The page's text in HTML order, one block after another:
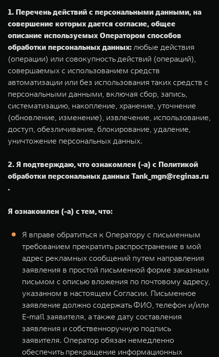
1. Перечень действий с персональными данными, на
совершение которых дается согласие, общее
описание используемых Оператором способов
обработки персональных данных: любые действия
(операции) или совокупность действий (операций),
совершаемых с использованием средств
автоматизации или без использования таких средств с
персональными данными, включая сбор, запись,
систематизацию, накопление, хранение, уточнение
(обновление, изменение), извлечение, использование,
доступ, обезличивание, блокирование, удаление,
уничтожение персональных данных.
2. Я подтверждаю, что ознакомлен (-а) с Политикой
обработки персональных данных Tank_mgn@reginas.ru
.
Я ознакомлен (-а) с тем, что:
Я вправе обратиться к Оператору с письменным
требованием прекратить распространение в мой
адрес рекламных сообщений путем направления
заявления в простой письменной форме заказным
письмом с описью вложения по почтовому адресу,
указанном в настоящем Согласии. Письменное
заявление должно содержать ФИО, телефон и/или
E-mail заявителя, а также дату составления
заявления и собственноручную подпись
заявителя. Оператор обязан немедленно
обеспечить прекращение информационных